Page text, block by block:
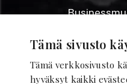
Tämä sivusto
Tämä verkkosivusto
hyväksyt kaikki